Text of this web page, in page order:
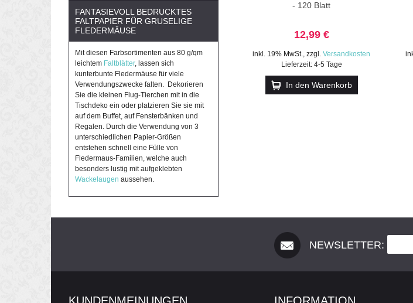
FANTASIEVOLL BEDRUCKTES
FALTPAPIER FÜR GRUSELIGE
FLEDERMÄUSE
Mit diesen Farbsortimenten aus 80 g/qm
leichtem Faltblätter, lassen sich
kunterbunte Fledermäuse für viele
Verwendungszwecke falten. Dekorieren
Sie die kleinen Flug-Tierchen mit in die
Tischdeko ein oder platzieren Sie sie mit
auf dem Buffet, auf Fensterbänken und
Regalen. Durch die Verwendung von 3
unterschiedlichen Papier-Größen
entstehen schnell eine Fülle von
Fledermaus-Familien, welche auch
besonders lustig mit aufgeklebten
Wackelaugen aussehen.
- 120 Blatt
12,99 €
inkl. 19% MwSt.,zzgl.Versandkosten
Lieferzeit: 4-5 Tage
In den Warenkorb
NEWSLETTER: